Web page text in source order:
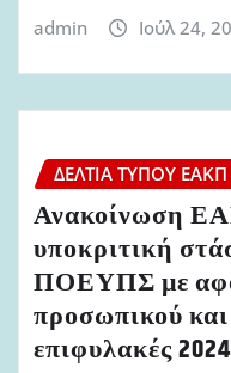
admin Ιούλ 24,
ΔΕΛΤΊΑ ΤΎΠΟΥ ΕΑΚΠ
Ανακοίνωση
υποκριτική
ΠΟΕΥΠΣ με
προσωπικού και
επιφυλακές 2024